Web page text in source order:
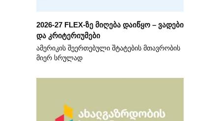
2026-27 FLEX-ზე მიღება დაიწყო – ვადები
და კრიტერიუმები
ამერიკის შეერთებული შტატების მთავრობის
მიერ სრულად